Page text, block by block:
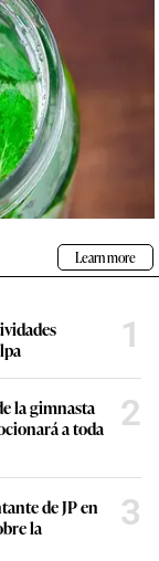
1
la gimnasta
a toda
2
de JP en
la
3